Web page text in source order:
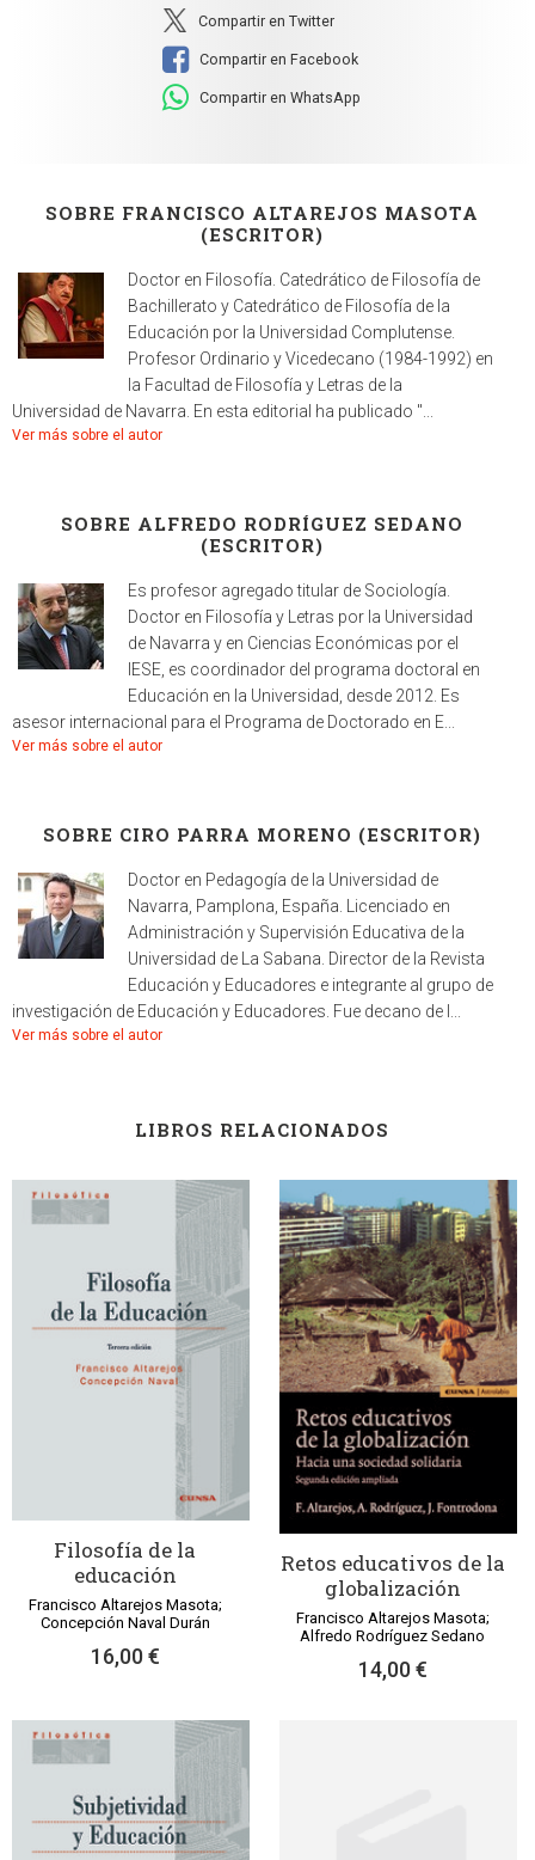
Compartir en Twitter
Compartir en Facebook
Compartir en WhatsApp
SOBRE FRANCISCO ALTAREJOS MASOTA
(ESCRITOR)
Doctor en Filosofía. Catedrático de Filosofía de
Bachillerato y Catedrático de Filosofía de la
Educación por la Universidad Complutense.
Profesor Ordinario y Vicedecano (1984-1992) en
la Facultad de Filosofía y Letras de la
Universidad de Navarra. En esta editorial ha publicado "...
Ver más sobre el autor
SOBRE ALFREDO RODRÍGUEZ SEDANO
(ESCRITOR)
Es profesor agregado titular de Sociología.
Doctor en Filosofía y Letras por la Universidad
de Navarra y en Ciencias Económicas por el
IESE, es coordinador del programa doctoral en
Educación en la Universidad, desde 2012. Es
asesor internacional para el Programa de Doctorado en E...
Ver más sobre el autor
SOBRE CIRO PARRA MORENO (ESCRITOR)
Doctor en Pedagogía de la Universidad de
Navarra, Pamplona, España. Licenciado en
Administración y Supervisión Educativa de la
Universidad de La Sabana. Director de la Revista
Educación y Educadores e integrante al grupo de
investigación de Educación y Educadores. Fue decano de l...
Ver más sobre el autor
LIBROS RELACIONADOS
Filosofía de la
educación
Francisco Altarejos Masota;
Concepción Naval Durán
16,00 €
Retos educativos de la
globalización
Francisco Altarejos Masota;
Alfredo Rodríguez Sedano
14,00 €